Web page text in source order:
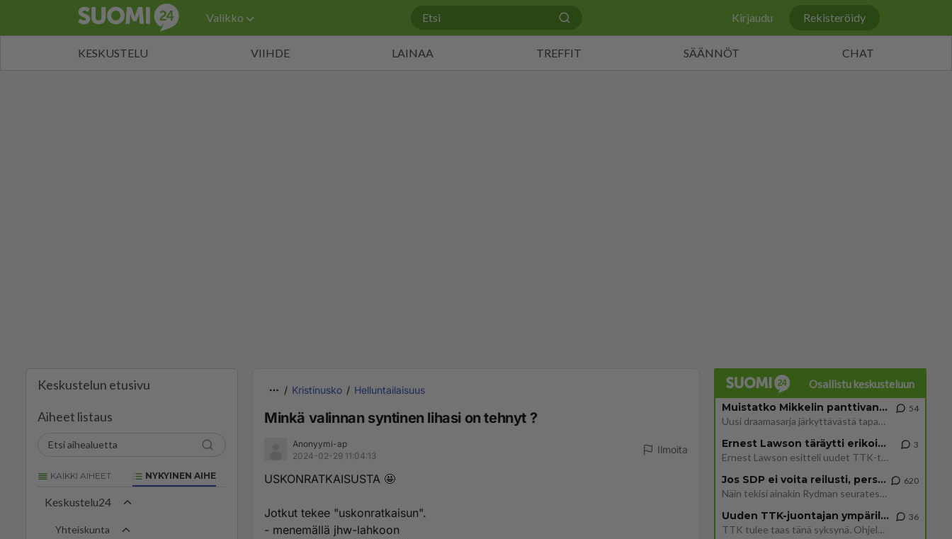
Valikko Kirjaudu Rekisteröidy
KESKUSTELU VIIHDE LAINAA TREFFIT SÄÄNNÖT CHAT
Keskustelun etusivu
Aiheet listaus
KAIKKI AIHEET NYKYINEN AIHE
Keskustelu24
Yhteiskunta
Kristinusko Helluntailaisuus
Minkä valinnan syntinen lihasi on tehnyt ?
Anonyymi-ap
2024-02-29 11:04:13
Ilmoita
USKONRATKAISUSTA 🤩
Jotkut tekee "uskonratkaisun".
- menemällä jhw-lahkoon
Osallistu keskusteluun
Muistatko Mikkelin panttivankidraaman?
Uusi draamasarja järkyttävästä tapauksesta on tulossa. Tositapahtumiin perustuva sarja ammentaa vuoden 1986 Mikkelin pan
54
Ernest Lawson täräytti erikoisen heiton TTK-lehdistötilaisuudessa: " Onko tässä tarkoituksena...?"
Ernest Lawson esitteli uudet TTK-tähtioppilaat ja opettajat torstaina 6.8. lehdistölle. Tulevalla kaudella on yksi hausk
3
Jos SDP ei voita reilusti, persut kumoavat demokratian Suomesta
Näin tekisi ainakin Rydman seuratessaan idolinsa Trumpin mallia https://www.is.fi/politiikka/art-2000012187244.html
620
Uuden TTK-juontajan ympärillä epätietoisuus sakenee - Nyt MTV hämmentää soppaa
TTK tulee taas tänä syksynä. Ohjelman uudet tähtioppilaat julkistetaan torstaina 6. elokuuta klo 14 alkavassa lehdistö
36